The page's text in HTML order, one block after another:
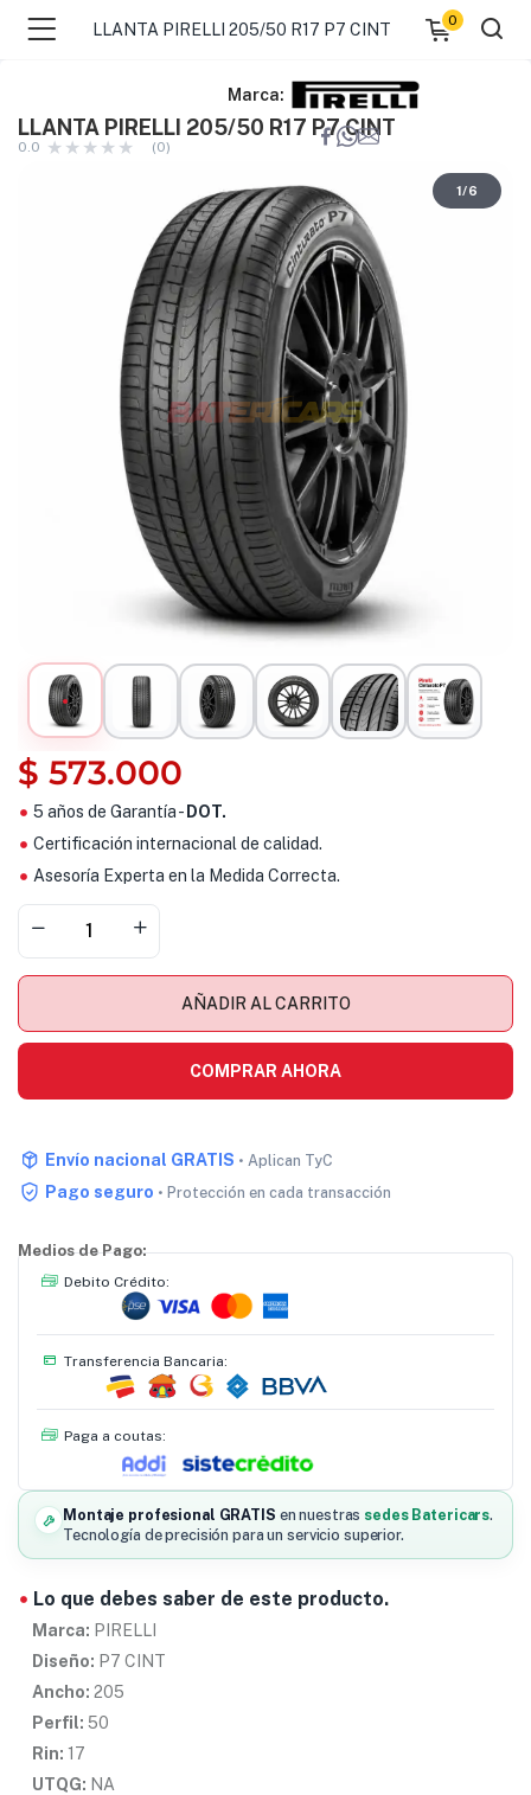
LLANTA PIRELLI 205/50 R17 P7 CINT
0
Marca:
LLANTA PIRELLI 205/50 R17 P7 CINT
0.0 (0)
1/6
$ 573.000
5 años de Garantía - DOT.
Certificación internacional de calidad.
Asesoría Experta en la Medida Correcta.
AÑADIR AL CARRITO
COMPRAR AHORA
Envío nacional GRATIS • Aplican TyC
Pago seguro • Protección en cada transacción
Medios de Pago:
Debito Crédito:
Transferencia Bancaria:
Paga a coutas:
Montaje profesional GRATIS en nuestras sedes Batericars.
Tecnología de precisión para un servicio superior.
Lo que debes saber de este producto.
Marca: PIRELLI
Diseño: P7 CINT
Ancho: 205
Perfil: 50
Rin: 17
UTQG: NA